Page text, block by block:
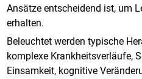
Ansätze entscheidend ist, um
erhalten.
Beleuchtet werden typische
komplexe Krankheitsverläufe,
Einsamkeit, kognitive